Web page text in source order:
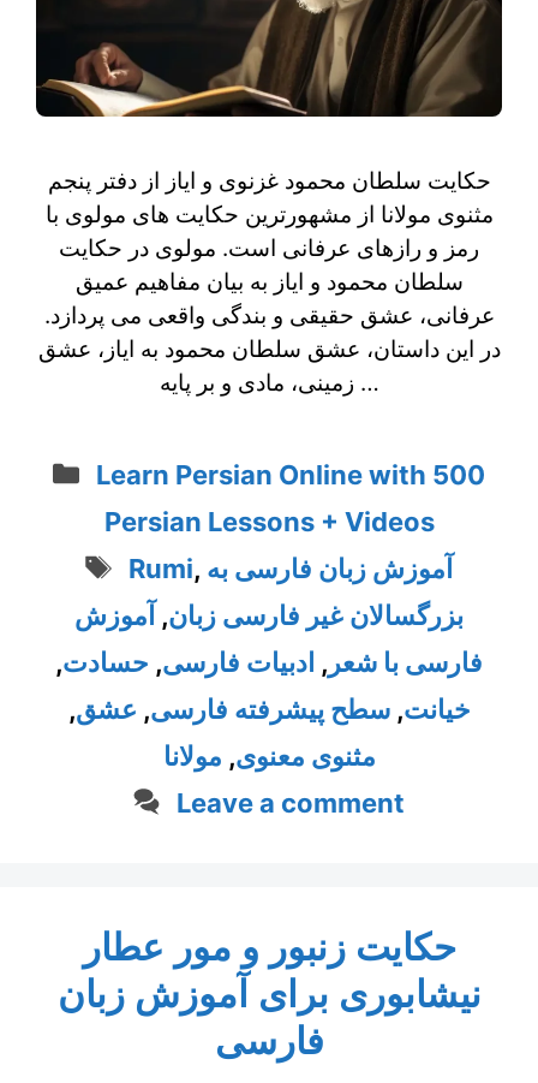
حکایت سلطان محمود غزنوی و ایاز از دفتر پنجم
مثنوی مولانا از مشهورترین حکایت های مولوی با
رمز و رازهای عرفانی است. مولوی در حکایت
سلطان محمود و ایاز به بیان مفاهیم عمیق
عرفانی، عشق حقیقی و بندگی واقعی می پردازد.
در این داستان، عشق سلطان محمود به ایاز، عشق
زمینی، مادی و بر پایه …
Categories
Learn Persian Online with 500
Persian Lessons + Videos
Tags
Rumi, آموزش زبان فارسی به
بزرگسالان غیر فارسی زبان, آموزش
فارسی با شعر , ادبیات فارسی, حسادت,
خیانت,سطح پیشرفته فارسی, عشق,
مثنوی معنوی, مولانا
Leave a comment
حکایت زنبور و مور عطار
نیشابوری برای آموزش زبان
فارسی